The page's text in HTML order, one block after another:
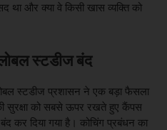
था और क्या वे किसी खास व्यक्ति को
स्टडीज बंद
स्टडीज प्रशासन ने एक बड़ा फैसला
सुरक्षा को सबसे ऊपर रखते हुए कैंपस
कर दिया गया है। कोचिंग प्रबंधन का